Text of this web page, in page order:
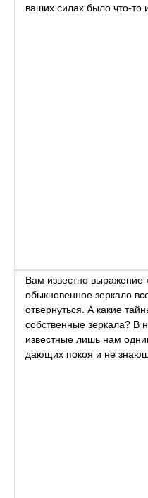
ваших силах было что-то
Вам известно выражение
обыкновенное зеркало
отвернуться. А какие
собственные зеркала? В
известные лишь нам
дающих покоя и не